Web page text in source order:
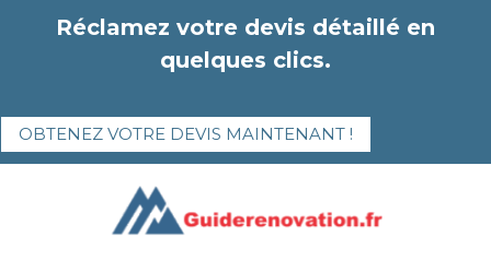
Réclamez votre devis détaillé en
quelques clics.
OBTENEZ VOTRE DEVIS MAINTENANT !